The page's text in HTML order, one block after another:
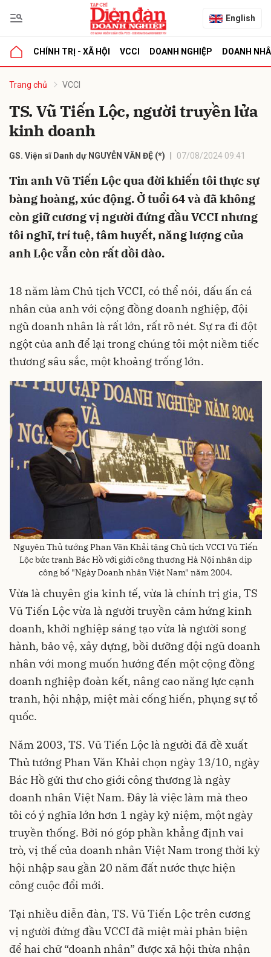
English
CHÍNH TRỊ - XÃ HỘI VCCI DOANH NGHIỆP DOANH
Trang chủ VCCI
TS. Vũ Tiến Lộc, người truyền lửa
kinh doanh
GS. Viện sĩ Danh dự NGUYỄN VĂN ĐỆ (*) 07/08/2024 09:41
Tin anh Vũ Tiến Lộc qua đời khiến tôi thực sự
bàng hoàng, xúc động. Ở tuổi 64 và đã không
còn giữ cương vị người đứng đầu VCCI nhưng
tôi nghĩ, trí tuệ, tâm huyết, năng lượng của
anh Lộc vẫn còn rất dồi dào.
18 năm làm Chủ tịch VCCI, có thể nói, dấu ấn cá
nhân của anh với cộng đồng doanh nghiệp, đội
ngũ doanh nhân là rất lớn, rất rõ nét. Sự ra đi đột
ngột của anh để lại trong chúng tôi một niềm tiếc
thương sâu sắc, một khoảng trống lớn.
Nguyên Thủ tướng Phan Văn Khải tặng Chủ tịch VCCI Vũ Tiến
Lộc bức tranh Bác Hồ với giới công thương Hà Nội nhân dịp
công bố "Ngày Doanh nhân Việt Nam" năm 2004.
Vừa là chuyên gia kinh tế, vừa là chính trị gia, TS
Vũ Tiến Lộc vừa là người truyền cảm hứng kinh
doanh, khởi nghiệp sáng tạo vừa là người song
hành, bảo vệ, xây dựng, bồi dưỡng đội ngũ doanh
nhân với mong muốn hướng đến một cộng đồng
doanh nghiệp đoàn kết, nâng cao năng lực cạnh
tranh, hội nhập, miệt mài cống hiến, phụng sự tổ
quốc.
Năm 2003, TS. Vũ Tiến Lộc là người đã đề xuất
Thủ tướng Phan Văn Khải chọn ngày 13/10, ngày
Bác Hồ gửi thư cho giới công thương là ngày
doanh nhân Việt Nam. Đây là việc làm mà theo
tôi có ý nghĩa lớn hơn 1 ngày kỷ niệm, một ngày
truyền thống. Bởi nó góp phần khẳng định vai
trò, vị thế của doanh nhân Việt Nam trong thời kỳ
hội nhập sau gần 20 năm đất nước thực hiện
công cuộc đổi mới.
Tại nhiều diễn đàn, TS. Vũ Tiến Lộc trên cương
vị người đứng đầu VCCI đã miệt mài phản biện
để hai chữ “doanh nhân” được xã hội thừa nhận
luận
Hủy